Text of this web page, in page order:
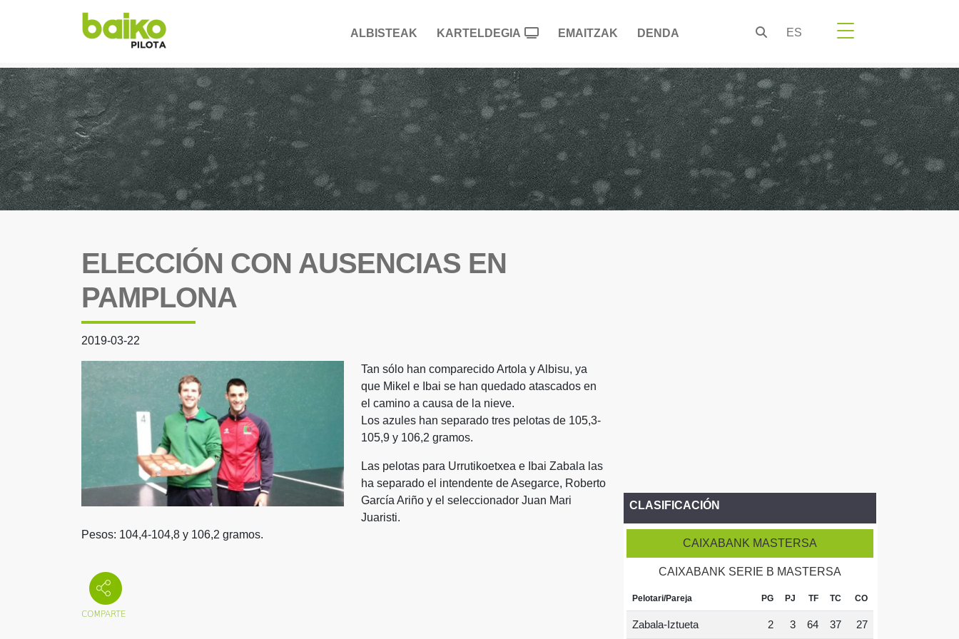
ALBISTEAK KARTELDEGIA EMAITZAK DENDA ES
ELECCIÓN CON AUSENCIAS EN
PAMPLONA
2019-03-22
Tan sólo han comparecido Artola y Albisu, ya
que Mikel e Ibai se han quedado atascados en
el camino a causa de la nieve.
Los azules han separado tres pelotas de 105,3-
105,9 y 106,2 gramos.
Las pelotas para Urrutikoetxea e Ibai Zabala las
ha separado el intendente de Asegarce, Roberto
García Ariño y el seleccionador Juan Mari
Juaristi.
Pesos: 104,4-104,8 y 106,2 gramos.
CLASIFICACIÓN
CAIXABANK MASTERSA
CAIXABANK SERIE B MASTERSA
Pelotari/Pareja PG PJ TF TC CO
Zabala-Iztueta 2 3 64 37 27